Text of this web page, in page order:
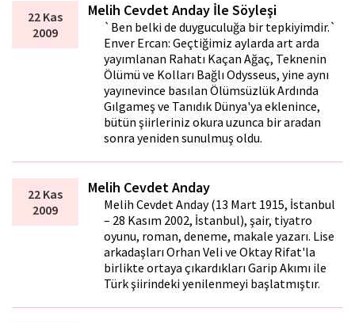
22 Kas
2009
Melih Cevdet Anday İle Söyleşi
`Ben belki de duyguculuğa bir tepkiyimdir.`
Enver Ercan: Geçtiğimiz aylarda art arda
yayımlanan Rahatı Kaçan Ağaç, Teknenin
Ölümü ve Kolları Bağlı Odysseus, yine aynı
yayınevince basılan Ölümsüzlük Ardında
Gılgameş ve Tanıdık Dünya'ya eklenince,
bütün şiirleriniz okura uzunca bir aradan
sonra yeniden sunulmuş oldu.
22 Kas
2009
Melih Cevdet Anday
Melih Cevdet Anday (13 Mart 1915, İstanbul
– 28 Kasım 2002, İstanbul), şair, tiyatro
oyunu, roman, deneme, makale yazarı. Lise
arkadaşları Orhan Veli ve Oktay Rifat'la
birlikte ortaya çıkardıkları Garip Akımı ile
Türk şiirindeki yenilenmeyi başlatmıştır.